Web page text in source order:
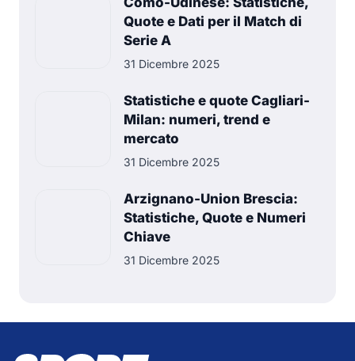
Quote e Dati per il Match di
Serie A
31 Dicembre 2025
Statistiche e quote Cagliari-
Milan: numeri, trend e
mercato
31 Dicembre 2025
Arzignano-Union Brescia:
Statistiche, Quote e Numeri
Chiave
31 Dicembre 2025